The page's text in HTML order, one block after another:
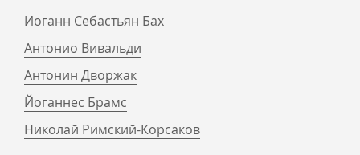
Иоганн Себастьян Бах
Антонио Вивальди
Антонин Дворжак
Йоганнес Брамс
Николай Римский-Корсаков